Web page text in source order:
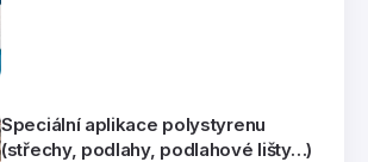
Speciální aplikace polystyrenu
(střechy, podlahy, podlahové lišty…)